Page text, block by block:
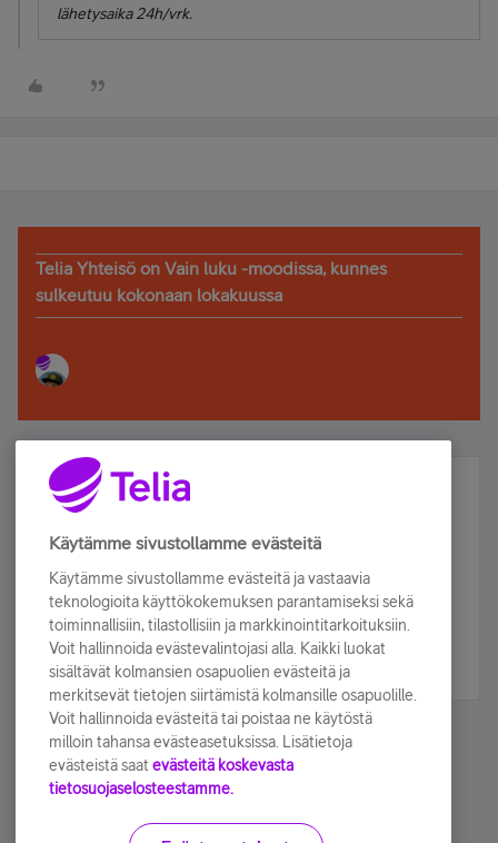
lähetysaika 24h/vrk.
Telia Yhteisö on Vain luku -moodissa, kunnes
sulkeutuu kokonaan lokakuussa
Älä jää paitsi – osallistu ja voita!
Tilaa Telian uutiskirje ja olet mukana arvonnassa.
sähköpostiisi.
Tilaa nyt
Käytämme sivustollamme evästeitä
Käytämme sivustollamme evästeitä ja vastaavia
teknologioita käyttökokemuksen parantamiseksi sekä
toiminnallisiin, tilastollisiin ja markkinointitarkoituksiin.
Voit hallinnoida evästevalintojasi alla. Kaikki luokat
sisältävät kolmansien osapuolien evästeitä ja
merkitsevät tietojen siirtämistä kolmansille osapuolille.
Voit hallinnoida evästeitä tai poistaa ne käytöstä
milloin tahansa evästeasetuksissa. Lisätietoja
evästeistä saat evästeitä koskevasta
tietosuojaselosteestamme.